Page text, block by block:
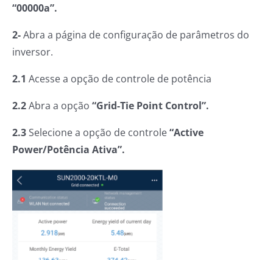
“00000a”.
2-Abra a página de configuração de parâmetros do
inversor.
2.1 Acesse a opção de controle de potência
2.2Abra a opção “Grid-Tie Point Control”.
2.3Selecione a opção de controle“Active
Power/Potência Ativa”.